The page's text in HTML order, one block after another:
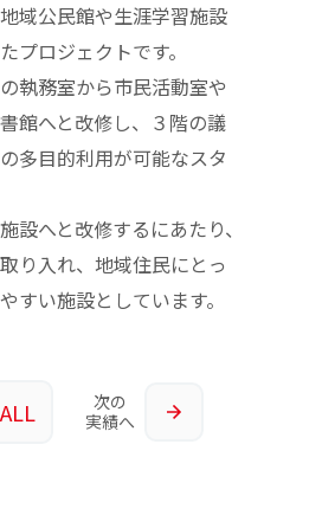
域公民館や生涯学習施設
プロジェクトです。
執務室から市民活動室や
館へと改修し、３階の議
多目的利用が可能なスタ
設へと改修するにあたり、
り入れ、地域住民にとっ
すい施設としています。
ALL
次の
実績へ